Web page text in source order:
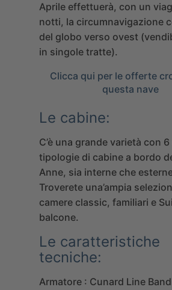
Aprile effettuerà, con un
notti, la circumnavigazione
del globo verso ovest
in singole tratte).
Clicca qui per le offerte
questa nave
Le cabine:
C’è una grande varietà con
tipologie di cabine a bordo
Anne, sia interne che
Troverete una’ampia
camere classic, familiari e
balcone.
Le caratteristiche
tecniche:
Armatore : Cunard Line